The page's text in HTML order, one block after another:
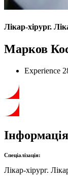
Лікар-хірург.
Марков
Experience
Інформація
Спеціалізація:
Лікар-хірург.